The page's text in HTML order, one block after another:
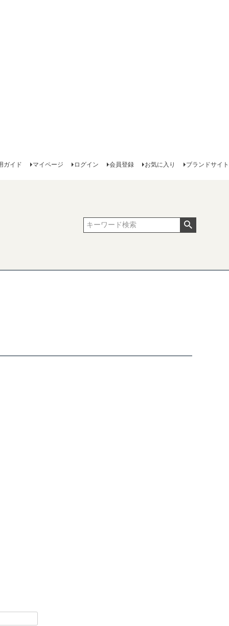
ガイド マイページ ログイン 会員登録 お気に入り ブランドサイト